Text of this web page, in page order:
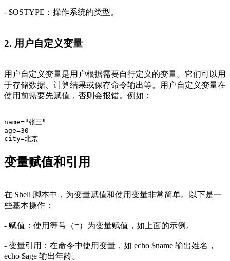
- $OSTYPE：操作系统的类型。
2. 用户自定义变量
用户自定义变量是用户根据需要自行定义的变量。它们可以用
于存储数据、计算结果或保存命令输出等。用户自定义变量在
使用前需要先赋值，否则会报错。例如：
name="张三"
age=30
city=北京
变量赋值和引用
在 Shell 脚本中，为变量赋值和使用变量非常简单。以下是一
些基本操作：
- 赋值：使用等号（=）为变量赋值，如上面的示例。
- 变量引用：在命令中使用变量，如 echo $name 输出姓名，
echo $age 输出年龄。